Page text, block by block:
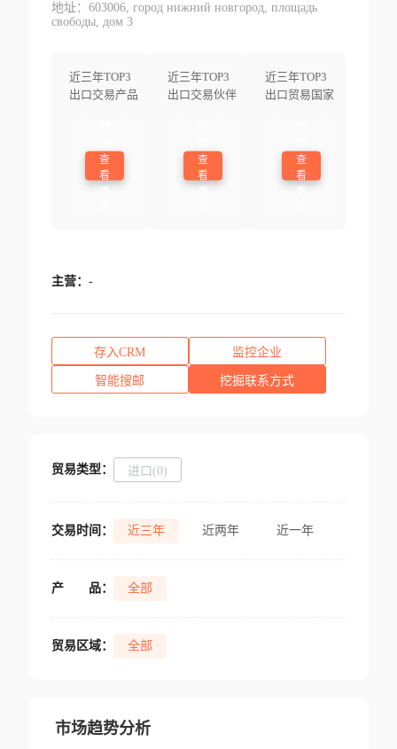
地址：603006, город нижний новгород, площадь
свободы, дом 3
近三年TOP3
出口交易产品
查
看
近三年TOP3
出口交易伙伴
查
看
近三年TOP3
出口贸易国家
查
看
主营： -
存入CRM 监控企业
智能搜邮 挖掘联系方式
贸易类型： 进口(0)
交易时间： 近三年 近两年 近一年
产 品： 全部
贸易区域： 全部
市场趋势分析